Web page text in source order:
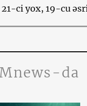
ci yox, 19-cu
da